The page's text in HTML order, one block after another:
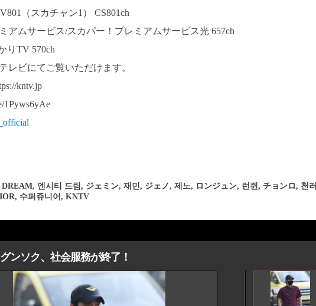
（スカチャン1） CS801ch
アムサービス/スカパー！プレミアムサービス光 657ch
りTV 570ch
レビにてご覧いただけます。
kntv.jp
1Pyws6yAe
DREAM, 엔시티 드림 , ジェミン, 재민, ジェノ, 제노, ロンジュン, 런쥔, チョンロ, 천러
, 수퍼쥬니어 , KNTV
ンソク、社会服務が終了！